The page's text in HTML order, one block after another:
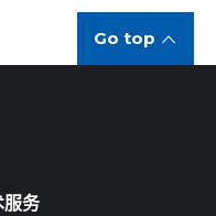
载与电源隔离，确保整
多能源，保持整体电
continually to
and take
Go top
服务